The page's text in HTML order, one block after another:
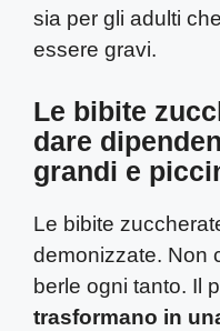
sia per gli adulti
essere gravi.
Le bibite
dare
grandi e
Le bibite
demonizzate. Non
berle ogni tanto. Il
trasformano in